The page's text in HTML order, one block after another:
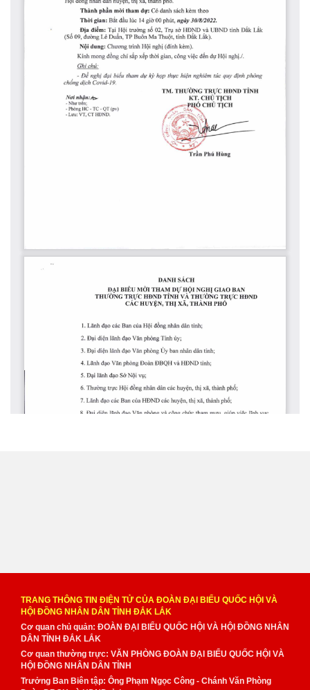
TRANG THÔNG TIN ĐIỆN TỬ CỦA ĐOÀN ĐẠI BIỂU QUỐC HỘI VÀ
HỘI ĐỒNG NHÂN DÂN TỈNH ĐẮK LẮK
Cơ quan chủ quản: ĐOÀN ĐẠI BIỂU QUỐC HỘI VÀ HỘI ĐỒNG NHÂN
DÂN TỈNH ĐẮK LẮK
Cơ quan thường trực: VĂN PHÒNG ĐOÀN ĐẠI BIỂU QUỐC HỘI VÀ
HỘI ĐỒNG NHÂN DÂN TỈNH
Trưởng Ban Biên tập: Ông Phạm Ngọc Công - Chánh Văn Phòng